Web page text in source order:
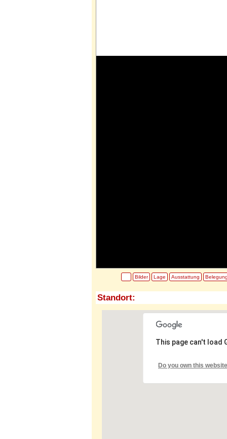
Bilder Lage Ausstattung
Standort:
This page can't load
Do you own this